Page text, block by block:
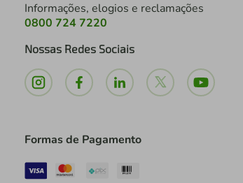
Informações, elogios e reclamações
0800 724 7220
Nossas Redes Sociais
Formas de Pagamento